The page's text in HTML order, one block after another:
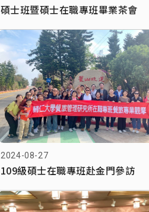
碩士班暨碩士在職專班畢業茶會
2024-08-27
109級碩士在職專班赴金門參訪